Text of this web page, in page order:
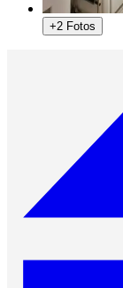
+2 Fotos